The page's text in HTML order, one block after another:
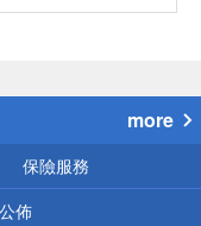
more
保險服務
佈